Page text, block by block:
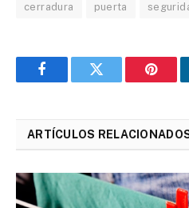
cerradura puerta
FacebookTwitter
ARTÍCULOS